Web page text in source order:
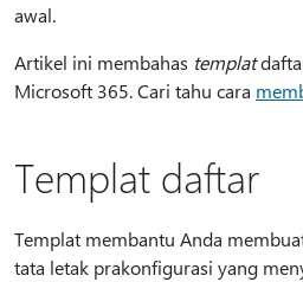
awal.
Artikel ini membahas templat
Microsoft 365. Cari tahu cara
Templat daftar
Templat membantu Anda
tata letak prakonfigurasi yang